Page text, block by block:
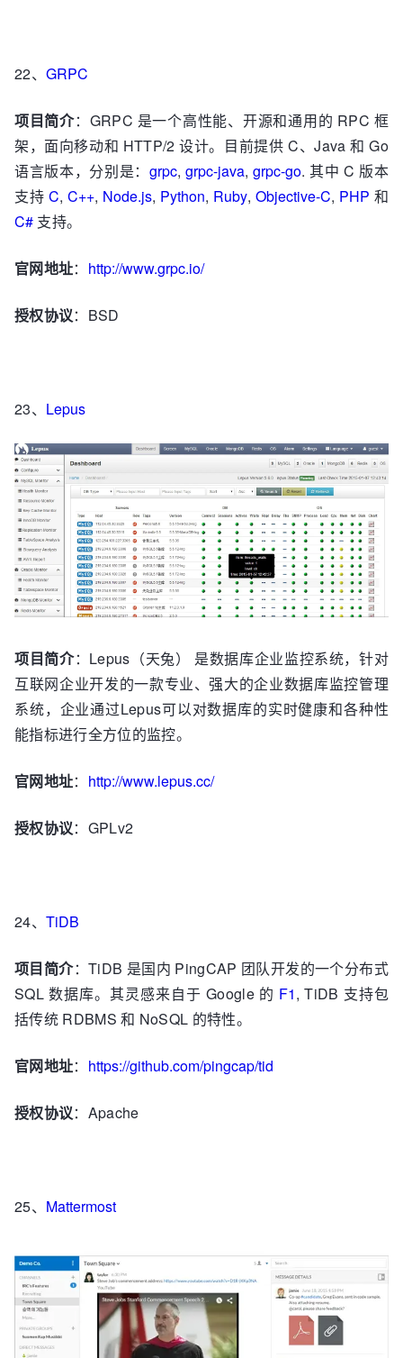
22、 GRPC
项目简介：GRPC 是一个高性能、开源和通用的 RPC 框
架，面向移动和 HTTP/2 设计。目前提供 C、Java 和 Go
语言版本，分别是：grpc,grpc-java,grpc-go. 其中 C 版本
支持C,C++, Node.js, Python, Ruby,Objective-C, PHP 和
C# 支持。
官网地址： http://www.grpc.io/
授权协议：BSD
23、 Lepus
项目简介：Lepus（天兔） 是数据库企业监控系统，针对
互联网企业开发的一款专业、强大的企业数据库监控管理
系统，企业通过Lepus可以对数据库的实时健康和各种性
能指标进行全方位的监控。
官网地址： http://www.lepus.cc/
授权协议：GPLv2
24、 TiDB
项目简介：TiDB 是国内 PingCAP 团队开发的一个分布式
SQL 数据库。其灵感来自于 Google 的 F1, TiDB 支持包
括传统 RDBMS 和 NoSQL 的特性。
官网地址： https://github.com/pingcap/tid
授权协议：Apache
25、 Mattermost